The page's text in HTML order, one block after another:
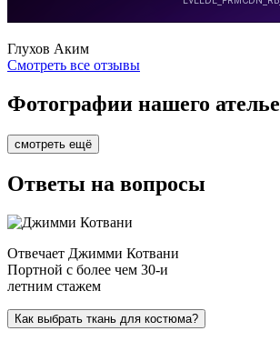
Глухов Аким
Смотреть все отзывы
Фотографии нашего ателье
смотреть ещё
Ответы на вопросы
Отвечает Джимми Котвани
Портной с более чем 30-и
летним стажем
Как выбрать ткань для костюма?